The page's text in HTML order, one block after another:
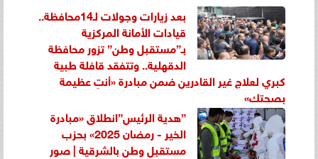
بعد زيارات وجولات لـ14محافظة..
قيادات الأمانة المركزية
بـ”مستقبل وطن” تزور محافظة
الدقهلية.. وتتفقد قافلة طبية
كبري لعلاج غير القادرين ضمن مبادرة «أنتِ عظيمة
بصحتك»
”هدية الرئيس”انطلاق «مبادرة
الخير - رمضان 2025» بحزب
مستقبل وطن بالشرقية | صور